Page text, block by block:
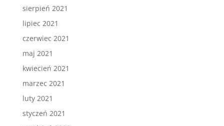
sierpień 2021
lipiec 2021
czerwiec 2021
maj 2021
kwiecień 2021
marzec 2021
luty 2021
styczeń 2021